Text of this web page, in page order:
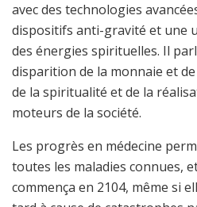
avec des technologies
dispositifs anti-gravité et une
des énergies spirituelles. Il
disparition de la monnaie et
de la spiritualité et de la
moteurs de la société.
Les progrès en médecine
toutes les maladies connues,
commença en 2104, même si